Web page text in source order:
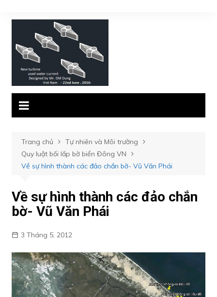
đến
Trang chủ
Tự nhiên và Môi trường
Quy luật bối lấp bờ biển Đông VN
Về sự hình thành các đảo chắn bờ- Vũ Văn Phái
Về sự hình thành các đảo chắn
bờ- Vũ Văn Phái
3 Tháng 5, 2012